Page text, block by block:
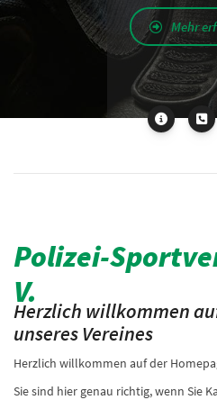
Mehr
Polizei-
V.
Herzlich willkommen
unseres Vereines
Herzlich willkommen auf der
Sie sind hier genau richtig, wenn Sie